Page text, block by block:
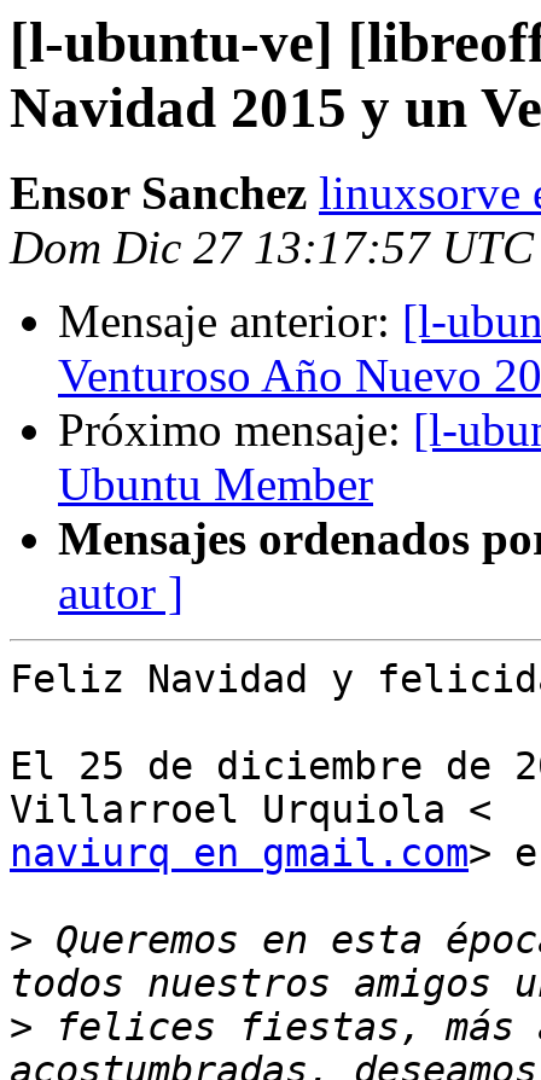
[l-ubuntu-ve]
Navidad 2015 y un
Ensor Sanchez linuxsorve
Dom Dic 27 13:17:57
Mensaje anterior: [l-
Venturoso Año Nuevo
Próximo mensaje: [l-
Ubuntu Member
Mensajes ordenados
autor ]
Feliz Navidad y
El 25 de diciembre de
naviurq en gmail.com>
> Queremos en esta
> felices fiestas, más